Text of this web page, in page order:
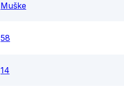
Muške
58
14